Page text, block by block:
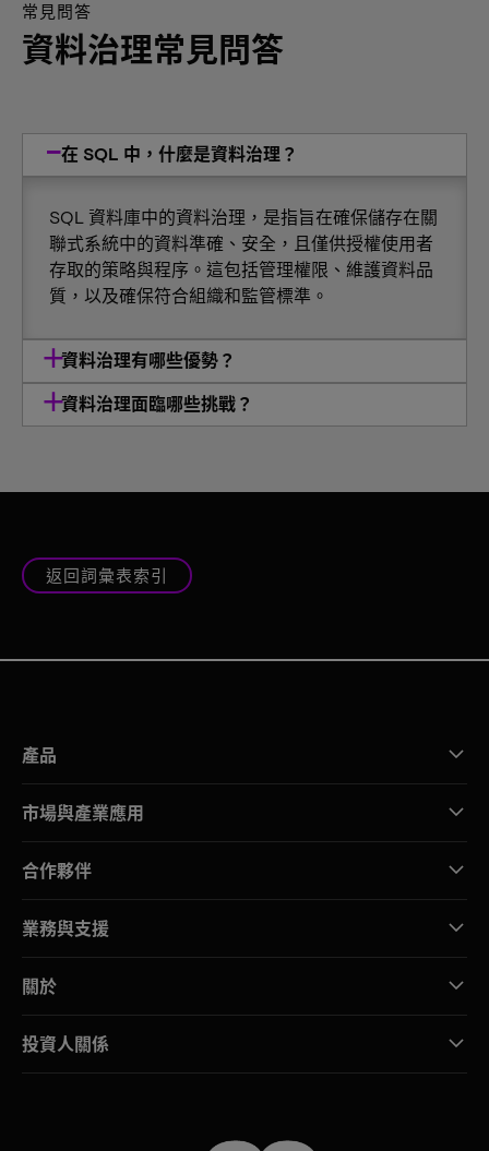
常見問答
資料治理常見問答
在 SQL 中，什麼是資料治理？
SQL 資料庫中的資料治理，是指旨在確保儲存在關
聯式系統中的資料準確、安全，且僅供授權使用者
存取的策略與程序。這包括管理權限、維護資料品
質，以及確保符合組織和監管標準。
資料治理有哪些優勢？
資料治理面臨哪些挑戰？
返回詞彙表索引
產品
市場與產業應用
合作夥伴
業務與支援
關於
投資人關係